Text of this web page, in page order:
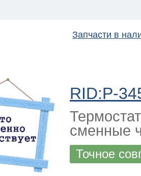
Запчасти в
RID:P-
сменные
Точное